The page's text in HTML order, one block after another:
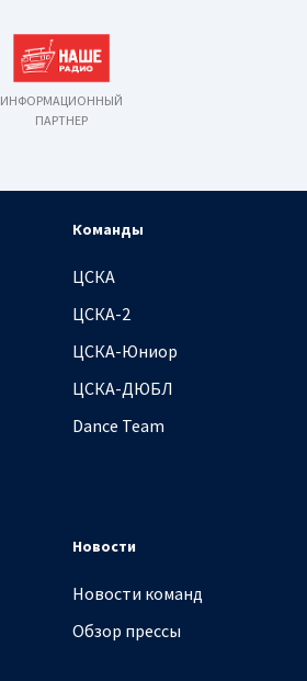
ИНФОРМАЦИОННЫЙ
ПАРТНЕР
Команды
ЦСКА
ЦСКА-2
ЦСКА-Юниор
ЦСКА-ДЮБЛ
Dance Team
Новости
Новости команд
Обзор прессы